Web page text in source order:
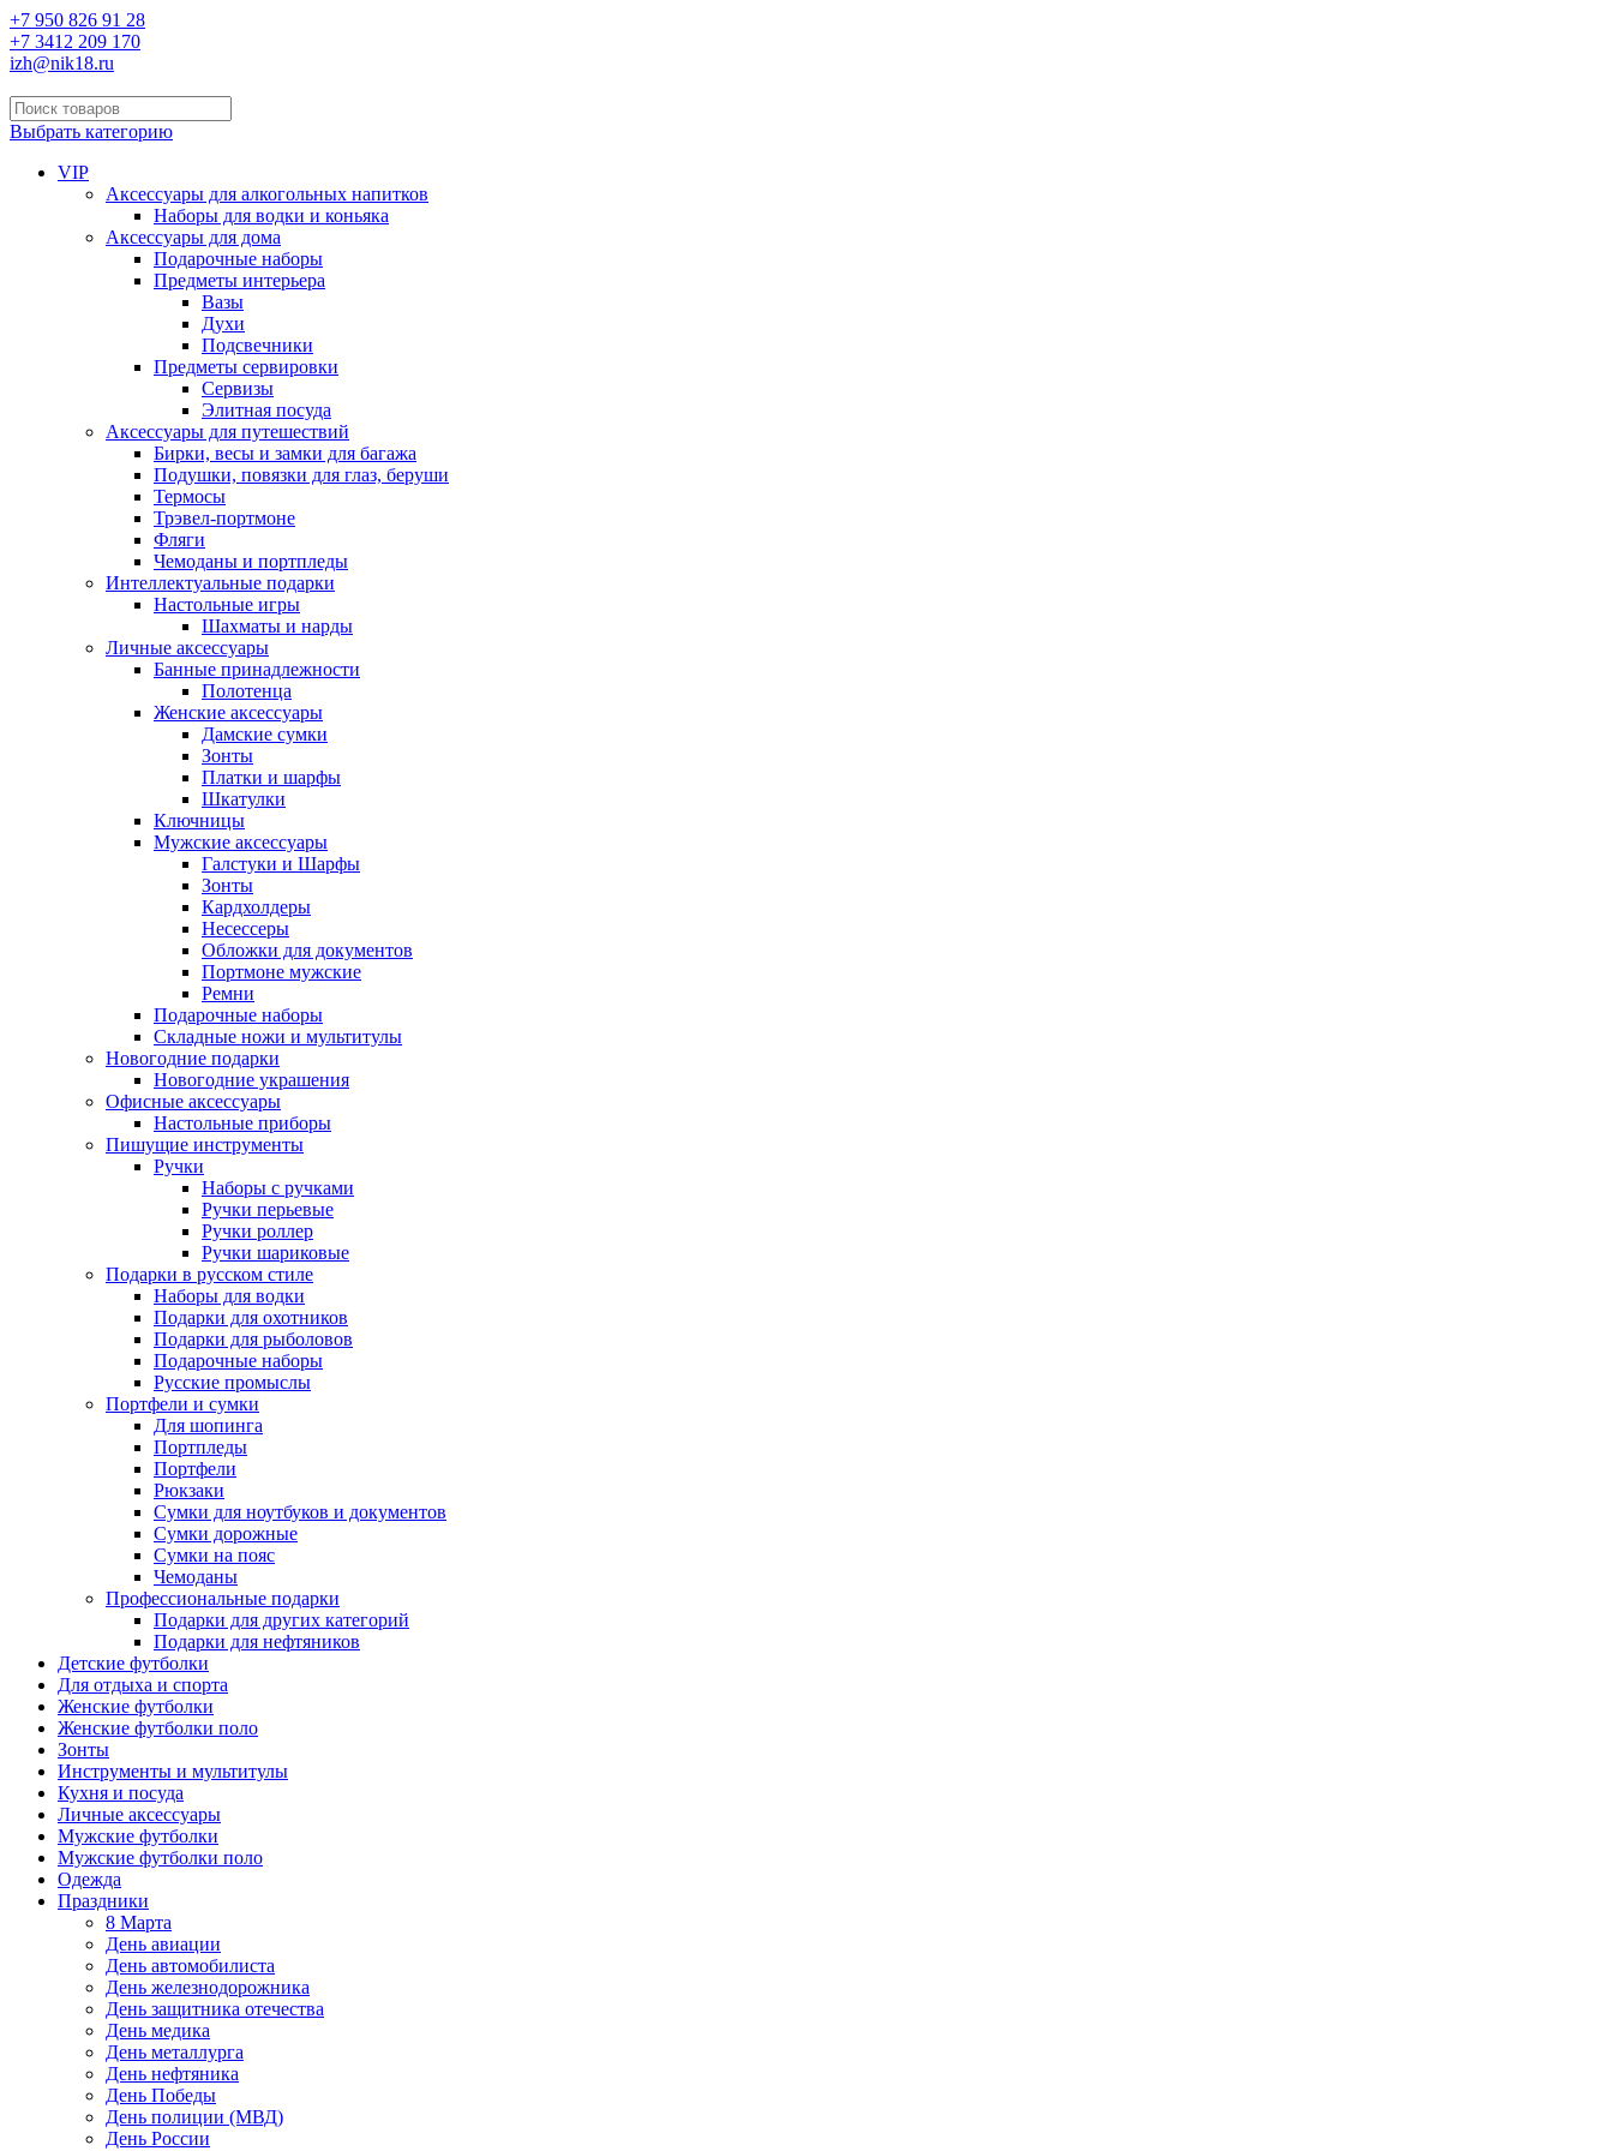
+7 950 826 91 28
+7 3412 209 170
izh@nik18.ru
Выбрать категорию
VIP
Аксессуары для алкогольных напитков
Наборы для водки и коньяка
Аксессуары для дома
Подарочные наборы
Предметы интерьера
Вазы
Духи
Подсвечники
Предметы сервировки
Сервизы
Элитная посуда
Аксессуары для путешествий
Бирки, весы и замки для багажа
Подушки, повязки для глаз, беруши
Термосы
Трэвел-портмоне
Фляги
Чемоданы и портпледы
Интеллектуальные подарки
Настольные игры
Шахматы и нарды
Личные аксессуары
Банные принадлежности
Полотенца
Женские аксессуары
Дамские сумки
Зонты
Платки и шарфы
Шкатулки
Ключницы
Мужские аксессуары
Галстуки и Шарфы
Зонты
Кардхолдеры
Несессеры
Обложки для документов
Портмоне мужские
Ремни
Подарочные наборы
Складные ножи и мультитулы
Новогодние подарки
Новогодние украшения
Офисные аксессуары
Настольные приборы
Пишущие инструменты
Ручки
Наборы с ручками
Ручки перьевые
Ручки роллер
Ручки шариковые
Подарки в русском стиле
Наборы для водки
Подарки для охотников
Подарки для рыболовов
Подарочные наборы
Русские промыслы
Портфели и сумки
Для шопинга
Портпледы
Портфели
Рюкзаки
Сумки для ноутбуков и документов
Сумки дорожные
Сумки на пояс
Чемоданы
Профессиональные подарки
Подарки для других категорий
Подарки для нефтяников
Детские футболки
Для отдыха и спорта
Женские футболки
Женские футболки поло
Зонты
Инструменты и мультитулы
Кухня и посуда
Личные аксессуары
Мужские футболки
Мужские футболки поло
Одежда
Праздники
8 Марта
День авиации
День автомобилиста
День железнодорожника
День защитника отечества
День медика
День металлурга
День нефтяника
День Победы
День полиции (МВД)
День России